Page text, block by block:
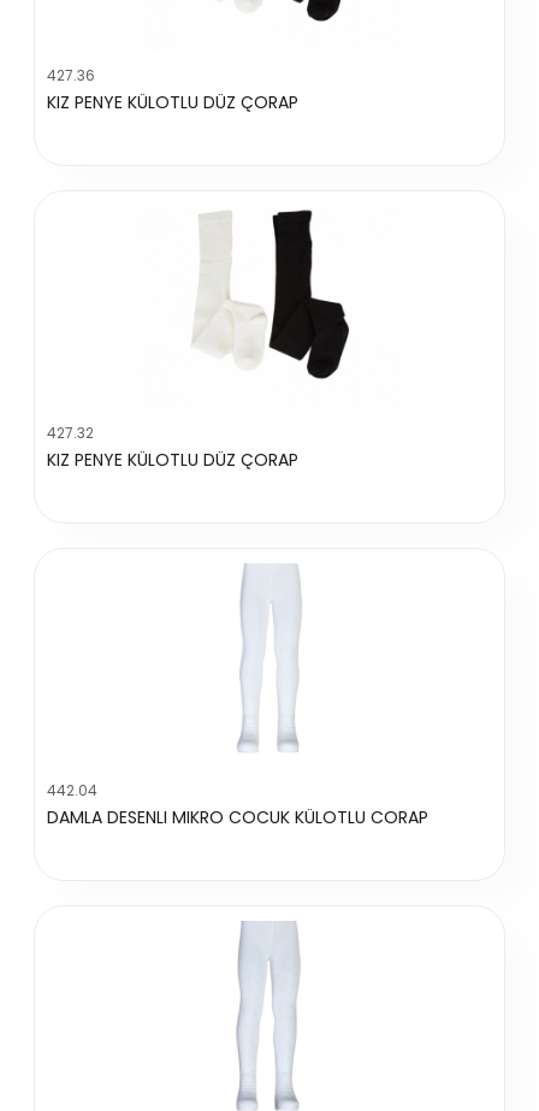
427.36
KIZ PENYE KÜLOTLU DÜZ ÇORAP
427.32
KIZ PENYE KÜLOTLU DÜZ ÇORAP
442.04
DAMLA DESENLI MIKRO COCUK KÜLOTLU CORAP